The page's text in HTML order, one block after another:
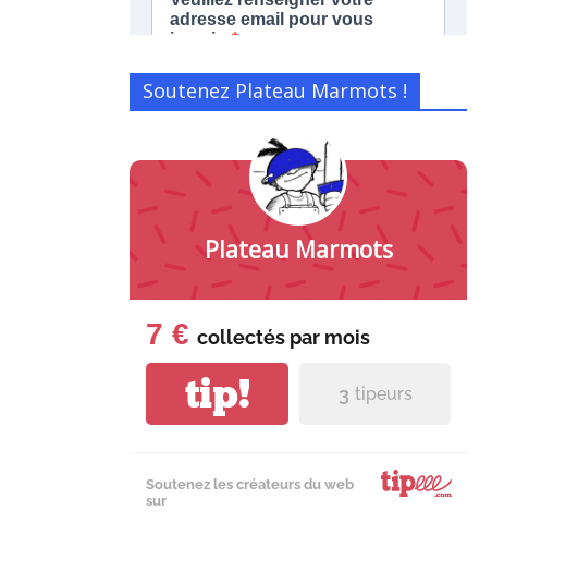
Soutenez Plateau Marmots !
Plateau Marmots
7 € collectés par mois
tip! 3 tipeurs
Soutenez les créateurs du web
sur